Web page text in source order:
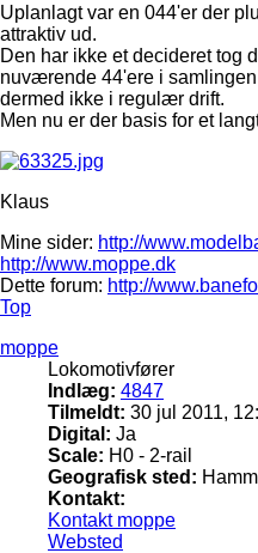
Uplanlagt var en 044'er der
attraktiv ud.
Den har ikke et decideret tog
nuværende 44'ere i
dermed ikke i regulær drift.
Men nu er der basis for et
Klaus
Mine sider: http://
http://www.moppe.dk
Dette forum: http://
Top
moppe
Lokomotivfører
Indlæg: 4847
Tilmeldt: 30 jul 2011,
Digital: Ja
Scale: H0 - 2-rail
Geografisk sted:
Kontakt:
Kontakt moppe
Websted